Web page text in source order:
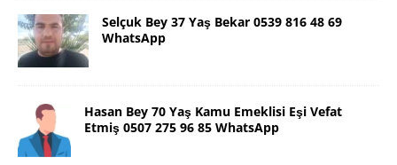
Selçuk Bey 37 Yaş Bekar 0539 816 48 69
WhatsApp
Hasan Bey 70 Yaş Kamu Emeklisi Eşi Vefat
Etmiş 0507 275 96 85 WhatsApp